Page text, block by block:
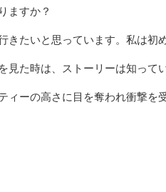
ますか？
きたいと思っています。私は初
見た時は、ストーリーは知って
ィーの高さに目を奪われ衝撃を